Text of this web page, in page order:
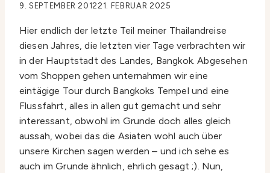
9. SEPTEMBER 201221. FEBRUAR 2025
Hier endlich der letzte Teil meiner Thailandreise
diesen Jahres, die letzten vier Tage verbrachten wir
in der Hauptstadt des Landes, Bangkok. Abgesehen
vom Shoppen gehen unternahmen wir eine
eintägige Tour durch Bangkoks Tempel und eine
Flussfahrt, alles in allen gut gemacht und sehr
interessant, obwohl im Grunde doch alles gleich
aussah, wobei das die Asiaten wohl auch über
unsere Kirchen sagen werden – und ich sehe es
auch im Grunde ähnlich, ehrlich gesagt ;). Nun,